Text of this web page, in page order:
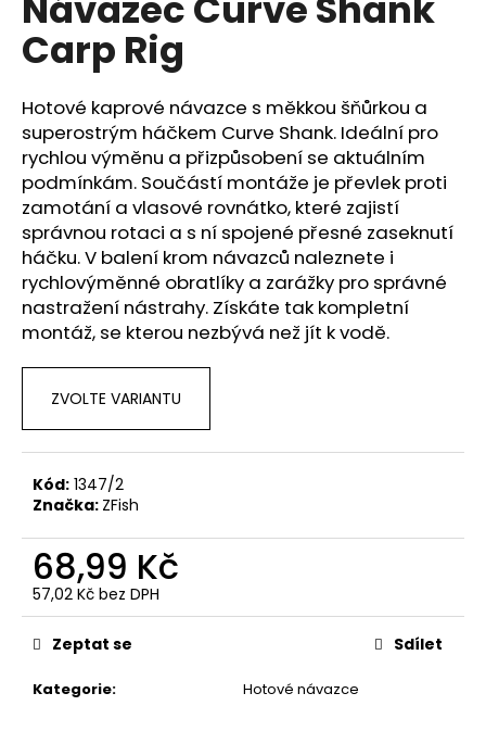
Carp Rig
Hotové kaprové návazce s měkkou šňůrkou a
superostrým háčkem Curve Shank. Ideální pro
rychlou výměnu a přizpůsobení se aktuálním
podmínkám. Součástí montáže je převlek proti
zamotání a vlasové rovnátko, které zajistí
správnou rotaci a s ní spojené přesné zaseknutí
háčku. V balení krom návazců naleznete i
rychlovýměnné obratlíky a zarážky pro správné
nastražení nástrahy. Získáte tak kompletní
montáž, se kterou nezbývá než jít k vodě.
ZVOLTE VARIANTU
Kód: 1347/2
Značka: ZFish
68,99 Kč
57,02 Kč bez DPH
Měrná
cena:
Kategorie: Hotové návazce
Zeptat se Sdílet
a
j
t
?
HLEDAT
D
o
č
u
j
m
e
PRO